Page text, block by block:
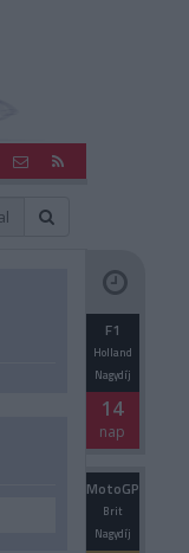
F1
Holland
Nagydíj
14
nap
MotoGP
Brit
Nagydíj